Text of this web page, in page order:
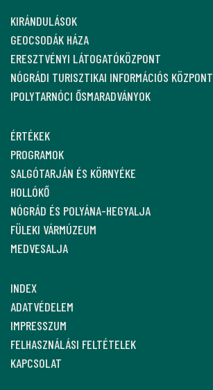
KIRÁNDULÁSOK
GEOCSODÁK HÁZA
ERESZTVÉNYI LÁTOGATÓKÖZPONT
NÓGRÁDI TURISZTIKAI INFORMÁCIÓS KÖZPONT
IPOLYTARNÓCI ŐSMARADVÁNYOK
ÉRTÉKEK
PROGRAMOK
SALGÓTARJÁN ÉS KÖRNYÉKE
HOLLÓKŐ
NÓGRÁD ÉS POLYÁNA-HEGYALJA
FÜLEKI VÁRMÚZEUM
MEDVESALJA
INDEX
ADATVÉDELEM
IMPRESSZUM
FELHASZNÁLÁSI FELTÉTELEK
KAPCSOLAT